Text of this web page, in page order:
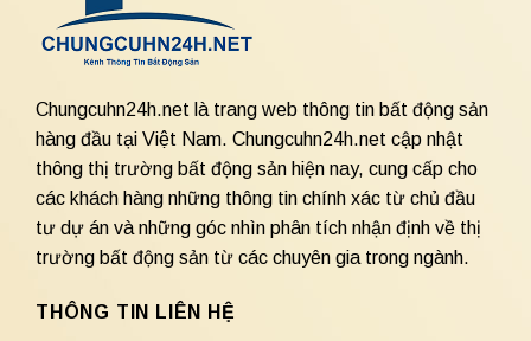
Chungcuhn24h.net là trang web thông tin bất động sản
hàng đầu tại Việt Nam. Chungcuhn24h.net cập nhật
thông thị trường bất động sản hiện nay, cung cấp cho
các khách hàng những thông tin chính xác từ chủ đầu
tư dự án và những góc nhìn phân tích nhận định về thị
trường bất động sản từ các chuyên gia trong ngành.
THÔNG TIN LIÊN HỆ